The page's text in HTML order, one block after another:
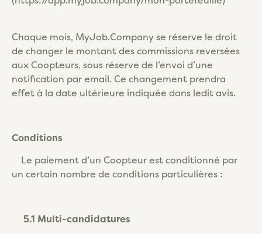
Chaque mois, MyJob.Company se réserve le droit
de changer le montant des commissions reversées
aux Coopteurs, sous réserve de l’envoi d’une
notification par email. Ce changement prendra
effet à la date ultérieure indiquée dans ledit avis.
Conditions
Le paiement d’un Coopteur est conditionné par
un certain nombre de conditions particulières :
5.1 Multi-candidatures